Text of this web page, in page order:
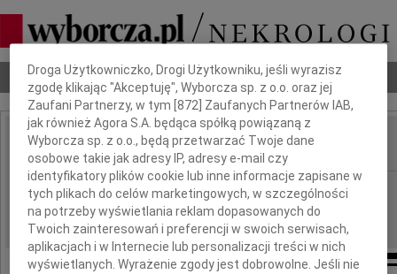
Nekrologi Odeszli Poradnik pogrzebowy
IMIĘ I NAZWISKO:
REGION: Poznań
DATA EMISJI: 28.09.2010
Dbamy o Twoją prywatność
Droga Użytkowniczko, Drogi Użytkowniku, jeśli wyrazisz
zgodę klikając "Akceptuję", Wyborcza sp. z o.o. oraz jej
Zaufani Partnerzy, w tym [872 ] Zaufanych Partnerów IAB,
jak również Agora S.A. będąca spółką powiązaną z
Wyborcza sp. z o.o., będą przetwarzać Twoje dane
osobowe takie jak adresy IP, adresy e-mail czy
identyfikatory plików cookie lub inne informacje zapisane w
tych plikach do celów marketingowych, w szczególności
na potrzeby wyświetlania reklam dopasowanych do
Twoich zainteresowań i preferencji w swoich serwisach,
aplikacjach i w Internecie lub personalizacji treści w nich
wyświetlanych. Wyrażenie zgody jest dobrowolne. Jeśli nie